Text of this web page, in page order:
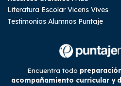
Literatura Escolar Vicens Vives
Testimonios Alumnos Puntaje
Encuentra todo
acompañamiento curricular y